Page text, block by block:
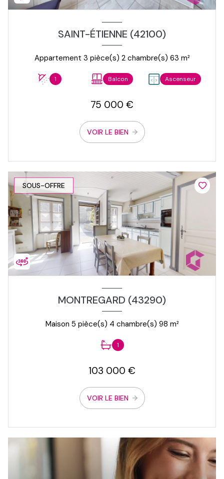
SAINT-ÉTIENNE (42100)
Appartement 3 pièce(s) 2 chambre(s) 63 m²
1 Balcon Ascenseur
75 000 €
VOIR LE BIEN
SOUS-OFFRE
MONTREGARD (43290)
Maison 5 pièce(s) 4 chambre(s) 98 m²
1
103 000 €
VOIR LE BIEN